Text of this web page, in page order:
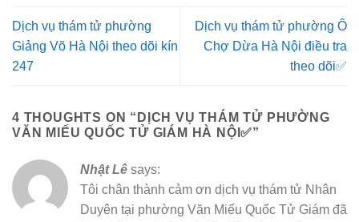
Dịch vụ thám tử phường
Giảng Võ Hà Nội theo dõi kín
247
Dịch vụ thám tử phường Ô
Chợ Dừa Hà Nội điều tra
theo dõi✅
4 THOUGHTS ON “ DỊCH VỤ THÁM TỬ PHƯỜNG
VĂN MIẾU QUỐC TỬ GIÁM HÀ NỘI✅”
Nhật Lê says:
Tôi chân thành cảm ơn dịch vụ thám tử Nhân
Duyên tại phường Văn Miếu Quốc Tử Giám đã